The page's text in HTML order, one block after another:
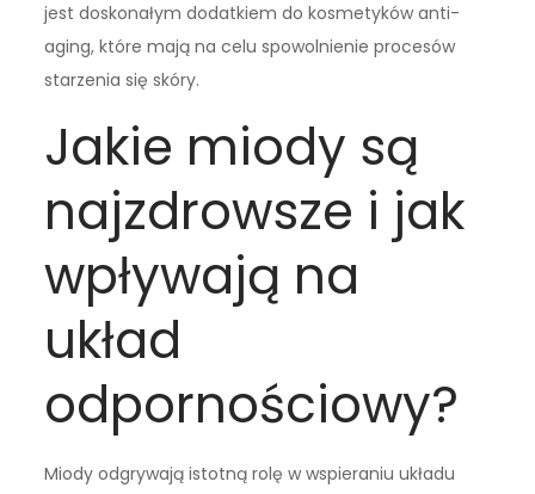
jest doskonałym dodatkiem do kosmetyków anti-
aging, które mają na celu spowolnienie procesów
starzenia się skóry.
Jakie miody są
najzdrowsze i jak
wpływają na
układ
odpornościowy?
Miody odgrywają istotną rolę w wspieraniu układu